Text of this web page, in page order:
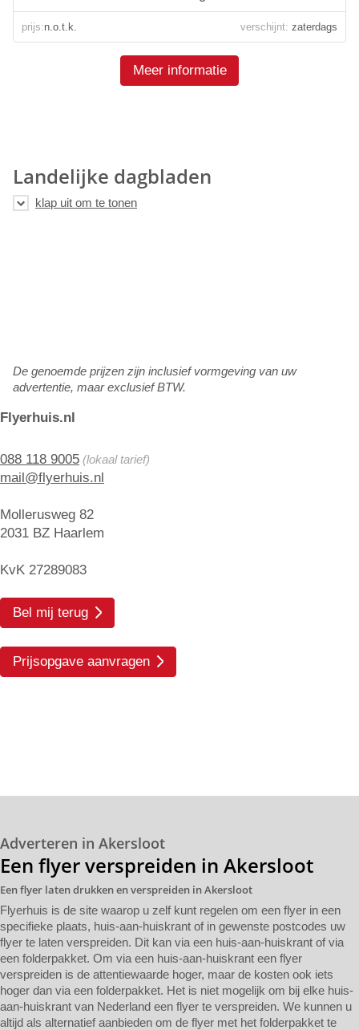
Flyerhuis.nl
088 118 9005 (lokaal tarief)
mail@flyerhuis.nl
Mollerusweg 82
2031 BZ Haarlem
KvK 27289083
Bel mij terug
Prijsopgave aanvragen
prijs:n.o.t.k. verschijnt: zaterdags
Meer informatie
Landelijke dagbladen
De genoemde prijzen zijn inclusief vormgeving van uw
advertentie, maar exclusief BTW.
Adverteren in Akersloot
Een flyer verspreiden in Akersloot
Een flyer laten drukken en verspreiden in Akersloot
Flyerhuis is de site waarop u zelf kunt regelen om een flyer in een
specifieke plaats, huis-aan-huiskrant of in gewenste postcodes uw
flyer te laten verspreiden. Dit kan via een huis-aan-huiskrant of via
een folderpakket. Om via een huis-aan-huiskrant een flyer
verspreiden is de attentiewaarde hoger, maar de kosten ook iets
hoger dan via een folderpakket. Het is niet mogelijk om bij elke huis-
aan-huiskrant van Nederland een flyer te verspreiden. We kunnen u
altijd als alternatief aanbieden om de flyer met het folderpakket te